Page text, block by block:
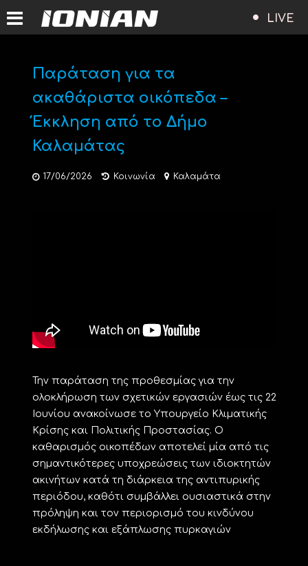
LIVE
Παράταση για τα
ακαθάριστα οικόπεδα –
Έκκληση από το Δήμο
Καλαμάτας
17/06/2026 Κοινωνία Καλαμάτα
Την παράταση της προθεσμίας για την
ολοκλήρωση των σχετικών εργασιών έως τις 22
Ιουνίου ανακοίνωσε το Υπουργείο Κλιματικής
Κρίσης και Πολιτικής Προστασίας. Ο
καθαρισμός οικοπέδων αποτελεί μία από τις
σημαντικότερες υποχρεώσεις των ιδιοκτητών
ακινήτων κατά τη διάρκεια της αντιπυρικής
περιόδου, καθότι συμβάλλει ουσιαστικά στην
πρόληψη και τον περιορισμό του κινδύνου
εκδήλωσης και εξάπλωσης πυρκαγιών